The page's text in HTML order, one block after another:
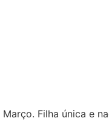
Filha única e